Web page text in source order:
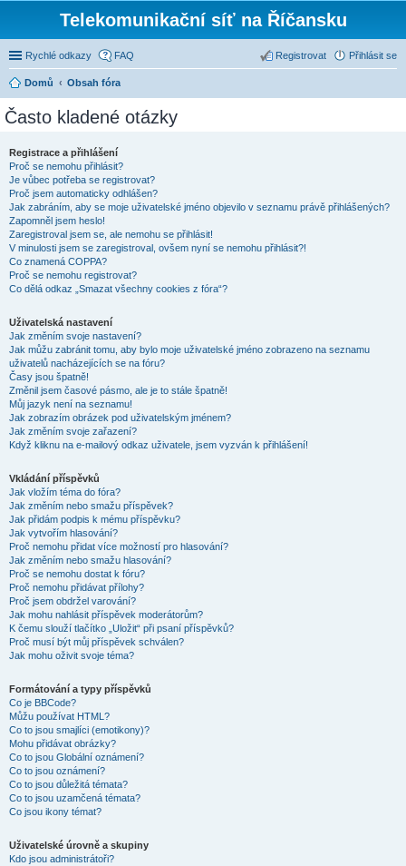
Telekomunikační síť na Říčansku
Rychlé odkazy FAQ Přihlásit se
Registrovat
Domů Obsah fóra
Často kladené otázky
Registrace a přihlášení
Proč se nemohu přihlásit?
Je vůbec potřeba se registrovat?
Proč jsem automaticky odhlášen?
Jak zabráním, aby se moje uživatelské jméno objevilo v seznamu právě přihlášených?
Zapomněl jsem heslo!
Zaregistroval jsem se, ale nemohu se přihlásit!
V minulosti jsem se zaregistroval, ovšem nyní se nemohu přihlásit?!
Co znamená COPPA?
Proč se nemohu registrovat?
Co dělá odkaz „Smazat všechny cookies z fóra“?
Uživatelská nastavení
Jak změním svoje nastavení?
Jak můžu zabránit tomu, aby bylo moje uživatelské jméno zobrazeno na seznamu
uživatelů nacházejících se na fóru?
Časy jsou špatně!
Změnil jsem časové pásmo, ale je to stále špatně!
Můj jazyk není na seznamu!
Jak zobrazím obrázek pod uživatelským jménem?
Jak změním svoje zařazení?
Když kliknu na e-mailový odkaz uživatele, jsem vyzván k přihlášení!
Vkládání příspěvků
Jak vložím téma do fóra?
Jak změním nebo smažu příspěvek?
Jak přidám podpis k mému příspěvku?
Jak vytvořím hlasování?
Proč nemohu přidat více možností pro hlasování?
Jak změním nebo smažu hlasování?
Proč se nemohu dostat k fóru?
Proč nemohu přidávat přílohy?
Proč jsem obdržel varování?
Jak mohu nahlásit příspěvek moderátorům?
K čemu slouží tlačítko „Uložit“ při psaní příspěvků?
Proč musí být můj příspěvek schválen?
Jak mohu oživit svoje téma?
Formátování a typy příspěvků
Co je BBCode?
Můžu používat HTML?
Co to jsou smajlíci (emotikony)?
Mohu přidávat obrázky?
Co to jsou Globální oznámení?
Co to jsou oznámení?
Co to jsou důležitá témata?
Co to jsou uzamčená témata?
Co jsou ikony témat?
Uživatelské úrovně a skupiny
Kdo jsou administrátoři?